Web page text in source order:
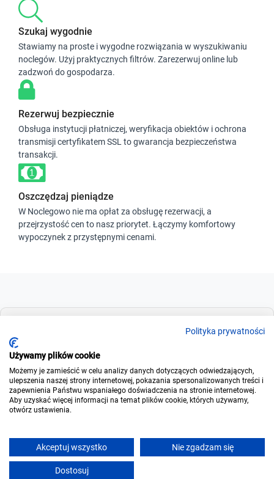
Uzupełnij termin, aby zarezerwować online
Napisz
Szukaj wygodnie
Stawiamy na proste i wygodne rozwiązania w wyszukiwaniu
noclegów. Użyj praktycznych filtrów. Zarezerwuj online lub
zadzwoń do gospodarza.
Rezerwuj bezpiecznie
Obsługa instytucji płatniczej, weryfikacja obiektów i ochrona
transmisji certyfikatem SSL to gwarancja bezpieczeństwa
transakcji.
Oszczędzaj pieniądze
W Noclegowo nie ma opłat za obsługę rezerwacji, a
przejrzystość cen to nasz priorytet. Łączymy komfortowy
wypoczynek z przystępnymi cenami.
Dla wynajmujących
© 2006-2026Noclegowo.pl
Polityka prywatności
Używamy plików cookie
Możemy je zamieścić w celu analizy danych dotyczących odwiedzających,
ulepszenia naszej strony internetowej, pokazania spersonalizowanych treści i
zapewnienia Państwu wspaniałego doświadczenia na stronie internetowej.
Aby uzyskać więcej informacji na temat plików cookie, których używamy,
otwórz ustawienia.
Akceptuj wszystko Nie zgadzam się
Dostosuj